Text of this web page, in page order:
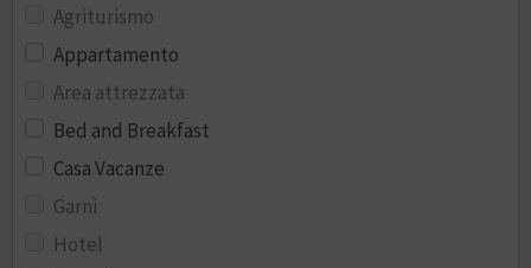
Agriturismo
Appartamento
Area attrezzata
Bed and Breakfast
Casa Vacanze
Garnì
Hotel